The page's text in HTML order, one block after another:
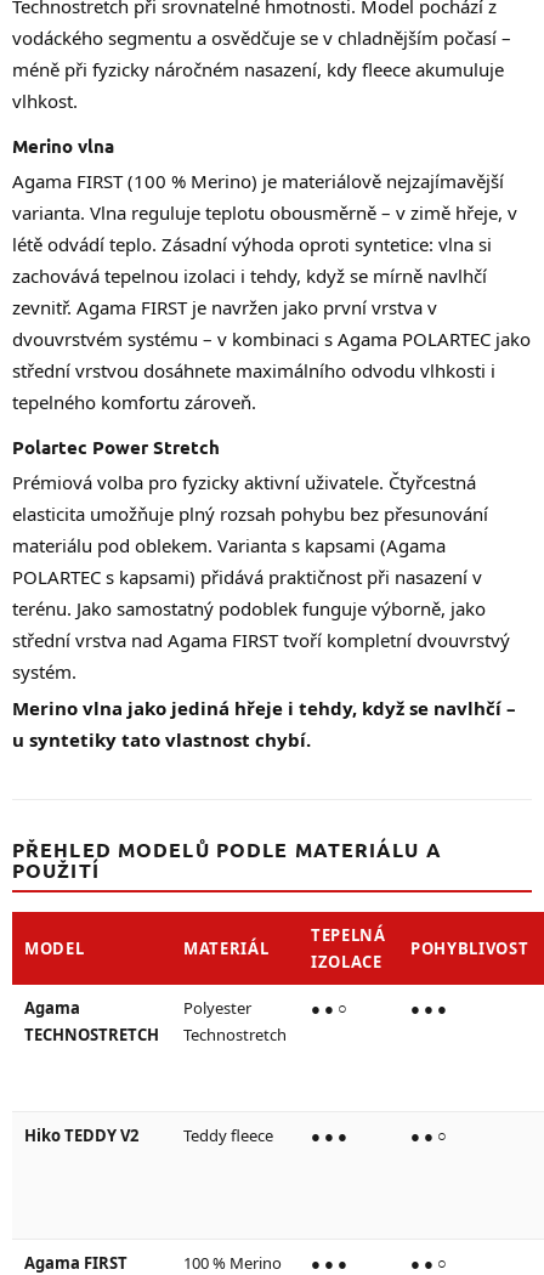
Technostretch při srovnatelné hmotnosti. Model pochází z
vodáckého segmentu a osvědčuje se v chladnějším počasí –
méně při fyzicky náročném nasazení, kdy fleece akumuluje
vlhkost.
Merino vlna
Agama FIRST (100 % Merino) je materiálově nejzajímavější
varianta. Vlna reguluje teplotu obousměrně – v zimě hřeje, v
létě odvádí teplo. Zásadní výhoda oproti syntetice: vlna si
zachovává tepelnou izolaci i tehdy, když se mírně navlhčí
zevnitř. Agama FIRST je navržen jako první vrstva v
dvouvrstvém systému – v kombinaci s Agama POLARTEC jako
střední vrstvou dosáhnete maximálního odvodu vlhkosti i
tepelného komfortu zároveň.
Polartec Power Stretch
Prémiová volba pro fyzicky aktivní uživatele. Čtyřcestná
elasticita umožňuje plný rozsah pohybu bez přesunování
materiálu pod oblekem. Varianta s kapsami (Agama
POLARTEC s kapsami) přidává praktičnost při nasazení v
terénu. Jako samostatný podoblek funguje výborně, jako
střední vrstva nad Agama FIRST tvoří kompletní dvouvrstvý
systém.
Merino vlna jako jediná hřeje i tehdy, když se navlhčí –
u syntetiky tato vlastnost chybí.
PŘEHLED MODELŮ PODLE MATERIÁLU A
POUŽITÍ
MODEL MATERIÁL
TEPELNÁ
IZOLACE
POHYBLIVOST
Agama
TECHNOSTRETCH
Polyester
Technostretch
● ● ○ ● ● ●
Hiko TEDDY V2 Teddy fleece ● ● ● ● ● ○
Agama FIRST
100 % Merino
● ● ● ● ● ○